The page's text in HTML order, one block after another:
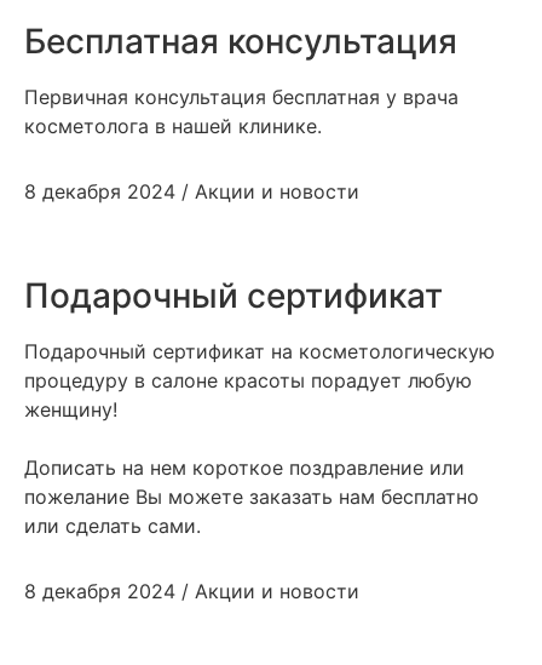
Бесплатная консультация
Первичная консультация бесплатная у врача
косметолога в нашей клинике.
8 декабря 2024 / Акции и новости
Подарочный сертификат
Подарочный сертификат на косметологическую
процедуру в салоне красоты порадует любую
женщину!
Дописать на нем короткое поздравление или
пожелание Вы можете заказать нам бесплатно
или сделать сами.
8 декабря 2024 / Акции и новости